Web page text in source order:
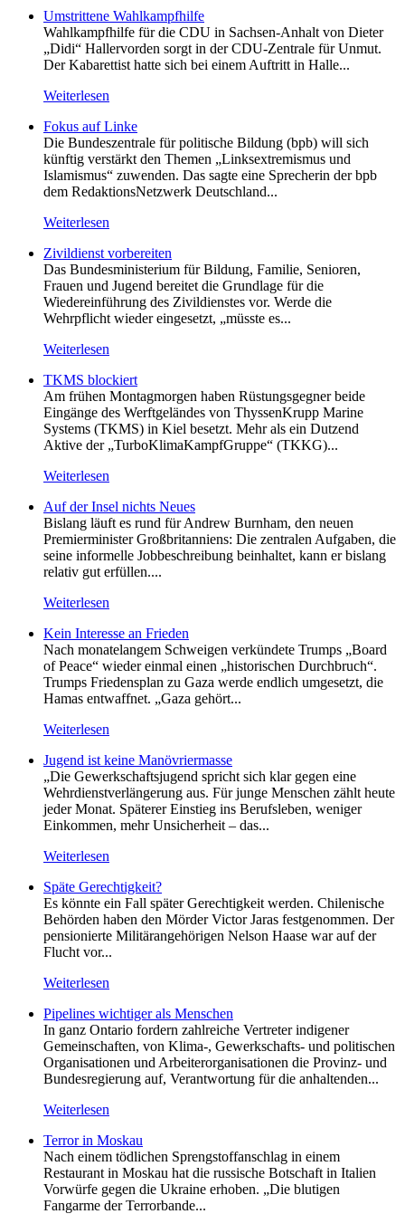
Umstrittene Wahlkampfhilfe
Wahlkampfhilfe für die CDU in Sachsen-Anhalt von Dieter
„Didi“ Hallervorden sorgt in der CDU-Zentrale für Unmut.
Der Kabarettist hatte sich bei einem Auftritt in Halle...
Weiterlesen
Fokus auf Linke
Die Bundeszentrale für politische Bildung (bpb) will sich
künftig verstärkt den Themen „Linksextremismus und
Islamismus“ zuwenden. Das sagte eine Sprecherin der bpb
dem RedaktionsNetzwerk Deutschland...
Weiterlesen
Zivildienst vorbereiten
Das Bundesministerium für Bildung, Familie, Senioren,
Frauen und Jugend bereitet die Grundlage für die
Wiedereinführung des Zivildienstes vor. Werde die
Wehrpflicht wieder eingesetzt, „müsste es...
Weiterlesen
TKMS blockiert
Am frühen Montagmorgen haben Rüstungsgegner beide
Eingänge des Werftgeländes von ThyssenKrupp Marine
Systems (TKMS) in Kiel besetzt. Mehr als ein Dutzend
Aktive der „TurboKlimaKampfGruppe“ (TKKG)...
Weiterlesen
Auf der Insel nichts Neues
Bislang läuft es rund für Andrew Burnham, den neuen
Premierminister Großbritanniens: Die zentralen Aufgaben, die
seine informelle Jobbeschreibung beinhaltet, kann er bislang
relativ gut erfüllen....
Weiterlesen
Kein Inte­resse an Frieden
Nach monatelangem Schweigen verkündete Trumps „Board
of Peace“ wieder einmal einen „historischen Durchbruch“.
Trumps Friedensplan zu Gaza werde endlich umgesetzt, die
Hamas entwaffnet. „Gaza gehört...
Weiterlesen
Jugend ist keine Manövriermasse
„Die Gewerkschaftsjugend spricht sich klar gegen eine
Wehrdienstverlängerung aus. Für junge Menschen zählt heute
jeder Monat. Späterer Einstieg ins Berufsleben, weniger
Einkommen, mehr Unsicherheit – das...
Weiterlesen
Späte Gerechtigkeit?
Es könnte ein Fall später Gerechtigkeit werden. Chilenische
Behörden haben den Mörder Victor Jaras festgenommen. Der
pensionierte Militärangehörigen Nelson Haase war auf der
Flucht vor...
Weiterlesen
Pipelines wichtiger als Menschen
In ganz Ontario fordern zahlreiche Vertreter indigener
Gemeinschaften, von Klima-, Gewerkschafts- und politischen
Organisationen und Arbeiterorganisationen die Provinz- und
Bundesregierung auf, Verantwortung für die anhaltenden...
Weiterlesen
Terror in Moskau
Nach einem tödlichen Sprengstoffanschlag in einem
Restaurant in Moskau hat die russische Botschaft in Italien
Vorwürfe gegen die Ukraine erhoben. „Die blutigen
Fangarme der Terrorbande...